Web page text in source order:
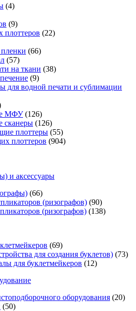
(4)
(9)
(22)
(66)
(57)
на ткани (38)
(9)
для водной печати и сублимации
МФУ(126)
сканеры (126)
плоттеры (55)
плоттеров (904)
и аксессуары
(66)
(ризографов) (90)
(ризографов) (138)
(69)
для создания буклетов) (73)
для буклетмейкеров (12)
оборудования (20)
(50)